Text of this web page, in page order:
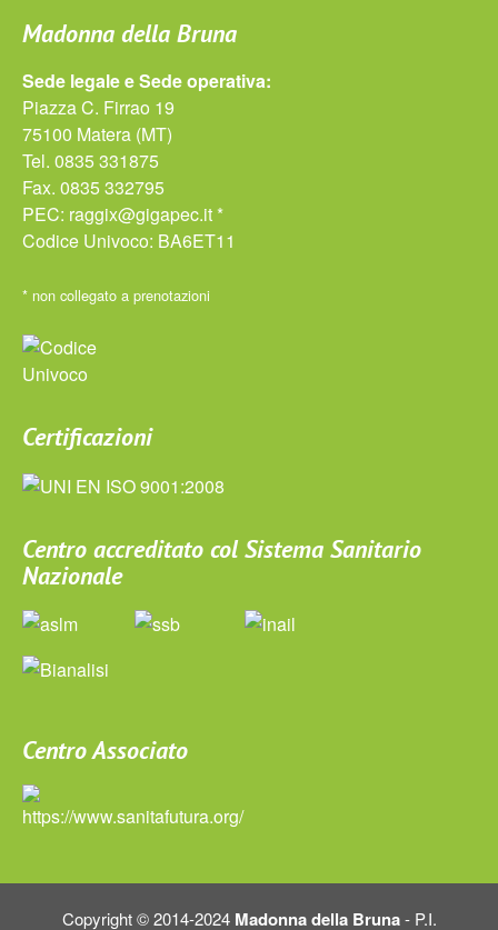
Madonna della Bruna
Sede legale e Sede operativa:
Piazza C. Firrao 19
75100 Matera (MT)
Tel. 0835 331875
Fax. 0835 332795
PEC: raggix@gigapec.it *
Codice Univoco: BA6ET11
* non collegato a prenotazioni
Certificazioni
Centro accreditato col Sistema Sanitario
Nazionale
Centro Associato
Copyright © 2014-2024 Madonna della Bruna- P.I.